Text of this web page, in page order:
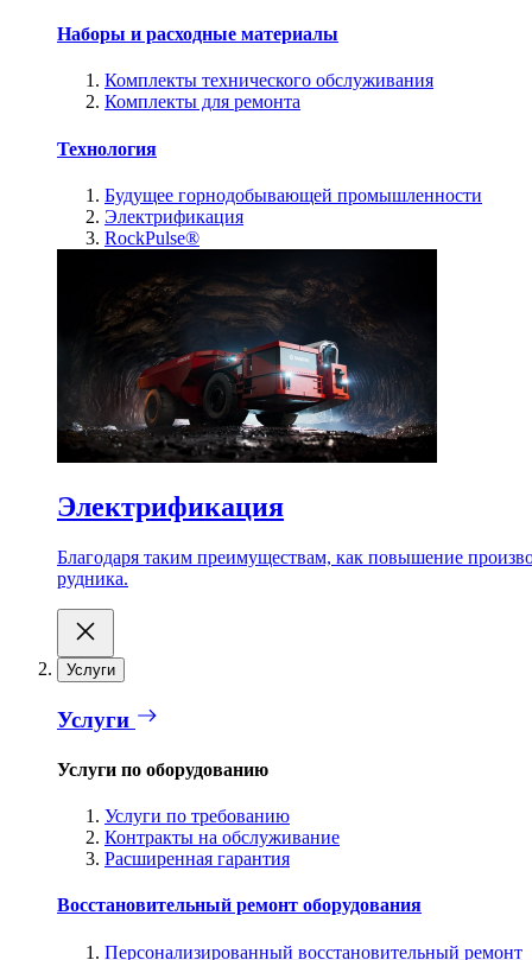
Наборы и расходные материалы
Комплекты технического обслуживания
Комплекты для ремонта
Технология
Будущее горнодобывающей промышленности
Электрификация
RockPulse®
Электрификация
Благодаря таким преимуществам, как повышение
рудника.
Услуги
Услуги
Услуги по оборудованию
Услуги по требованию
Контракты на обслуживание
Расширенная гарантия
Восстановительный ремонт оборудования
Персонализированный восстановительный ремонт